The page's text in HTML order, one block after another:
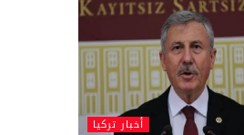
أخبار تركيا